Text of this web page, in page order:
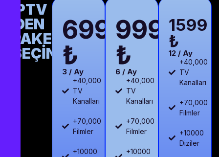
IPTV
DEN
PAKETİNİZİ
SEÇİN
699
₺
3 / Ay
+40,000
TV
Kanalları
+70,000
Filmler
+10000
999
₺
6 / Ay
+40,000
TV
Kanalları
+70,000
Filmler
+10000
1599
₺
12 / Ay
+40,000
TV
Kanalları
+70,000
Filmler
+10000
Diziler